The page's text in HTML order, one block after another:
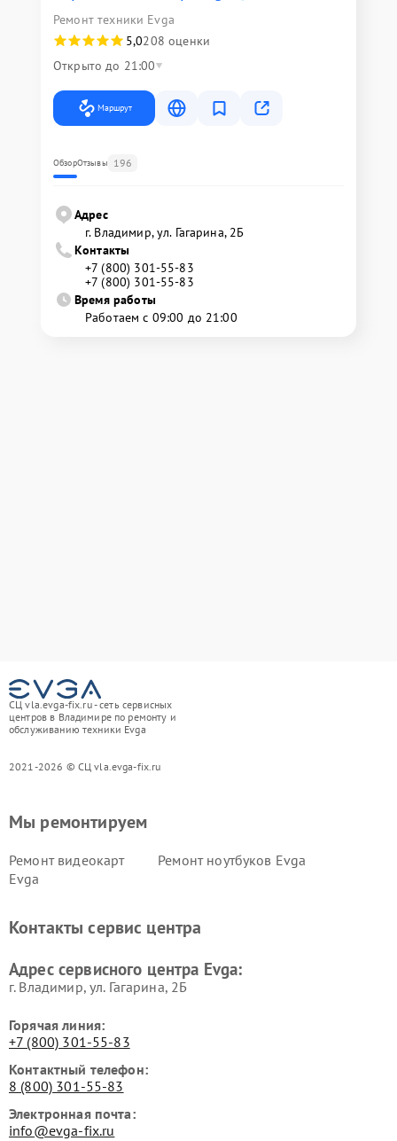
Ремонт техники Evga
5,0208 оценки
Открыто до 21:00
Маршрут
ОбзорОтзывы 196
Адрес
г. Владимир, ул. Гагарина, 2Б
Контакты
+7 (800) 301-55-83
+7 (800) 301-55-83
Время работы
Работаем с 09:00 до 21:00
СЦ vla.evga-fix.ru - сеть сервисных
центров в Владимире по ремонту и
обслуживанию техники Evga
2021-2026 © СЦ vla.evga-fix.ru
Мы ремонтируем
Ремонт видеокарт
Evga
Ремонт ноутбуков Evga
Контакты сервис центра
Адрес сервисного центра Evga:
г. Владимир, ул. Гагарина, 2Б
Горячая линия:
+7 (800) 301-55-83
Контактный телефон:
8 (800) 301-55-83
Электронная почта:
info@evga-fix.ru